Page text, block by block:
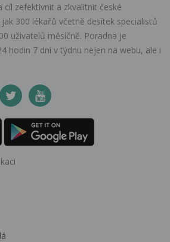
cíl zefektivnit a zkvalitnit české
300 lékařů včetně desítek specialistů
uživatelů měsíčně. Poradna je
hodin 7 dní v týdnu nejen na webu, ale i